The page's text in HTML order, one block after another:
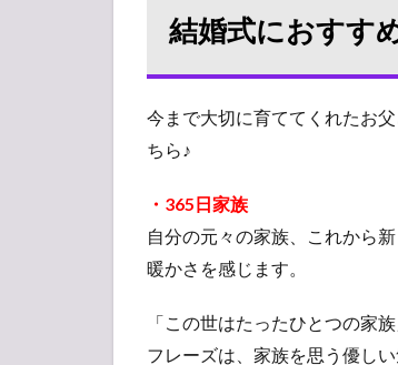
結婚式におすす
今まで大切に育ててくれたお
ちら♪
・365日家族
自分の元々の家族、これから
暖かさを感じます。
「この世はたったひとつの家
フレーズは、家族を思う優し